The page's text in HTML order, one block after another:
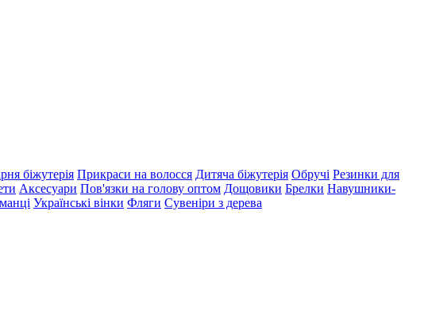
біжутерія Прикраси на волосся Дитяча біжутерія Обручі Резинки для
Аксесуари Пов'язки на голову оптом Дощовики Брелки Навушники-
Українські вінки Фляги Сувеніри з дерева